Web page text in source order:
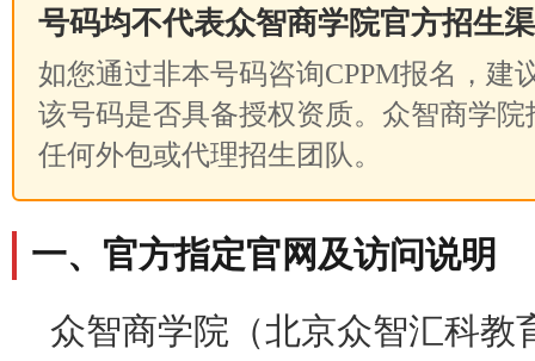
号码均不代表众智商学院官方招生
如您通过非本号码咨询CPPM报名，建
该号码是否具备授权资质。众智商学
任何外包或代理招生团队。
一、官方指定官网及访问说明
众智商学院（北京众智汇科教